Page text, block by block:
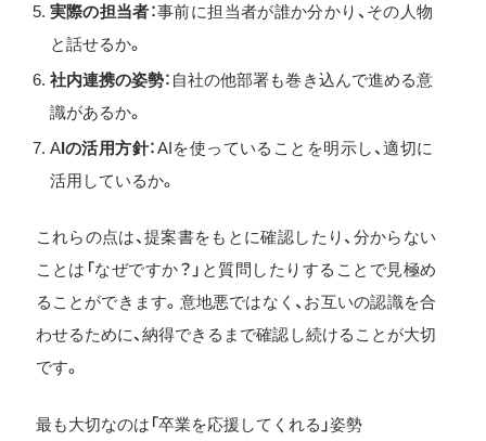
実際の担当者：事前に担当者が誰か分かり、その人物
と話せるか。
社内連携の姿勢：自社の他部署も巻き込んで進める意
識があるか。
AIの活用方針：AIを使っていることを明示し、適切に
活用しているか。
これらの点は、提案書をもとに確認したり、分からない
ことは「なぜですか？」と質問したりすることで見極め
ることができます。意地悪ではなく、お互いの認識を合
わせるために、納得できるまで確認し続けることが大切
です。
最も大切なのは「卒業を応援してくれる」姿勢